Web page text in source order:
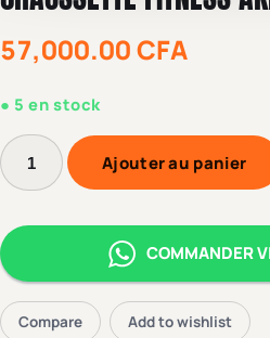
57,000.00CFA
5 en stock
Ajouter au panier
COMMANDER
Compare Add to wishlist